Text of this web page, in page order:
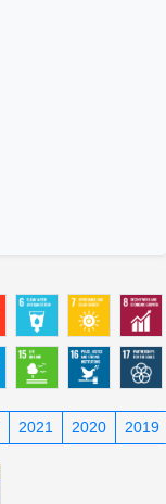
2021 2020 2019